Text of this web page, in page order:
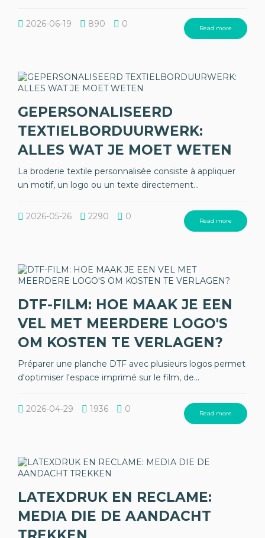
2026-06-19 890 0 Read more
GEPERSONALISEERD
TEXTIELBORDUURWERK:
ALLES WAT JE MOET WETEN
La broderie textile personnalisée consiste à appliquer
un motif, un logo ou un texte directement...
2026-05-26 2290 0 Read more
DTF-FILM: HOE MAAK JE EEN
VEL MET MEERDERE LOGO'S
OM KOSTEN TE VERLAGEN?
Préparer une planche DTF avec plusieurs logos permet
d'optimiser l'espace imprimé sur le film, de...
2026-04-29 1936 0 Read more
LATEXDRUK EN RECLAME:
MEDIA DIE DE AANDACHT